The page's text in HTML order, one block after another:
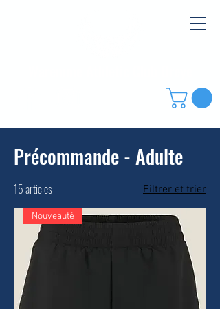
Précommande - Adulte
15 articles Filtrer et trier
Nouveauté